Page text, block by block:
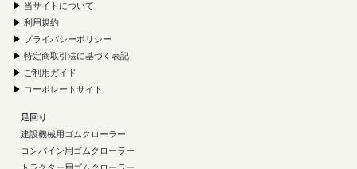
▶ 当サイトについて
▶ 利用規約
▶ プライバシーポリシー
▶ 特定商取引法に基づく表記
▶ ご利用ガイド
▶ コーポレートサイト
足回り
建設機械用ゴムクローラー
コンバイン用ゴムクローラー